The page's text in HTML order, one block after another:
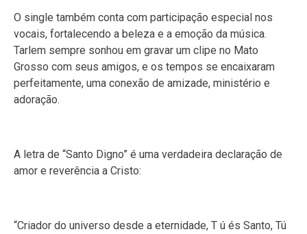
O single também conta com participação especial nos
vocais, fortalecendo a beleza e a emoção da música.
Tarlem sempre sonhou em gravar um clipe no Mato
Grosso com seus amigos, e os tempos se encaixaram
perfeitamente, uma conexão de amizade, ministério e
adoração.
A letra de “Santo Digno” é uma verdadeira declaração de
amor e reverência a Cristo:
“Criador do universo desde a eternidade, T ú és Santo, Tú